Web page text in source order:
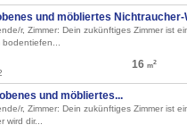
und möbliertes Nichtraucher-
r, Zimmer: Dein zukünftiges Zimmer ist
16 m2
und möbliertes...
r, Zimmer: Dein zukünftiges Zimmer ist
wird dir...